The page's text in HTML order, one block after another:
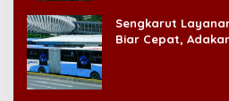
Sengkarut
Biar Cepat,